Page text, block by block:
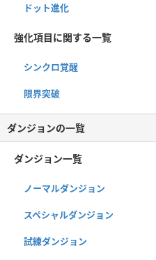
ドット進化
強化項目に関する一覧
シンクロ覚醒
限界突破
ダンジョンの一覧
ダンジョン一覧
ノーマルダンジョン
スペシャルダンジョン
試練ダンジョン